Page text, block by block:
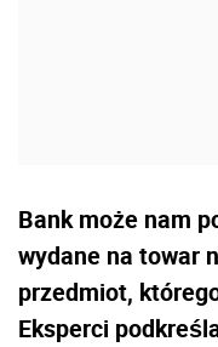
Bank może nam
wydane na towar
przedmiot,
Eksperci